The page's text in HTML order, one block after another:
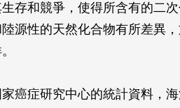
存和競爭，使得所含有的二
源性的天然化合物有所差異
癌症研究中心的統計資料，